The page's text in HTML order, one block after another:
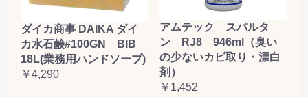
ダイカ商事 DAIKA ダイ
カ水石鹸#100GN BIB
18L(業務用ハンドソープ)
￥4,290
アムテック スパルタ
ン RJ8 946ml（臭い
の少ないカビ取り・漂白
剤）
￥1,452